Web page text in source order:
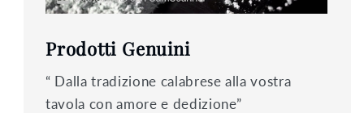
Prodotti Genuini
“ Dalla tradizione calabrese alla vostra
tavola con amore e dedizione”